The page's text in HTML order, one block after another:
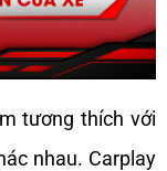
tương thích với
nhau. Carplay